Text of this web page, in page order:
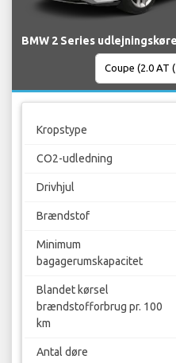
BMW 2 Series
Kropstype
CO2-udledning
Drivhjul
Brændstof
Minimum
bagagerumskapacitet
Blandet kørsel
brændstofforbrug pr. 100
km
Antal døre